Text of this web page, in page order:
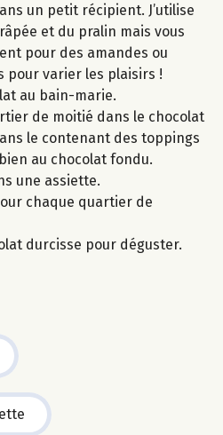
un petit récipient. J’utilise
et du pralin mais vous
pour des amandes ou
pour varier les plaisirs !
au bain-marie.
de moitié dans le chocolat
le contenant des toppings
au chocolat fondu.
une assiette.
chaque quartier de
durcisse pour déguster.